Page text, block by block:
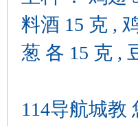
料酒 15 克 ,
葱 各 15 克 ,
114导航城教